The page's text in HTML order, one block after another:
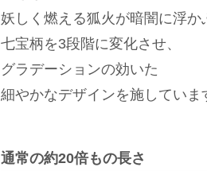
妖しく燃える狐火が暗闇に浮か
七宝柄を3段階に変化させ、
グラデーションの効いた
細やかなデザインを施していま
通常の約20倍もの長さ